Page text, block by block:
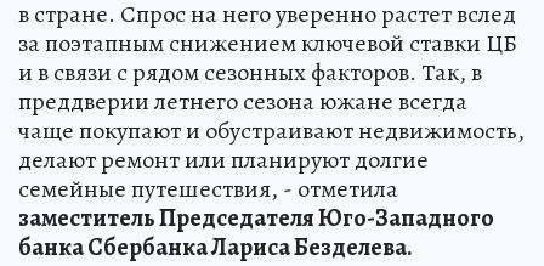
в стране. Спрос на него уверенно растет вслед
за поэтапным снижением ключевой ставки ЦБ
и в связи с рядом сезонных факторов. Так, в
преддверии летнего сезона южане всегда
чаще покупают и обустраивают недвижимость,
делают ремонт или планируют долгие
семейные путешествия, - отметила
заместитель Председателя Юго-Западного
банка Сбербанка Лариса Безделева.